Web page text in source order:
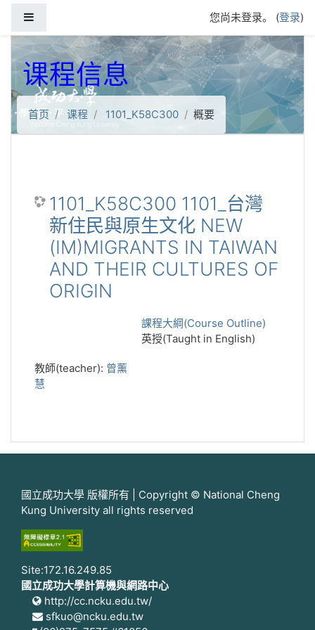
您尚未登录。 (登录)
课程信息
首页 课程 1101_K58C300 概要
1101_K58C300 1101_台灣
新住民與原生文化 NEW
(IM)MIGRANTS IN TAIWAN
AND THEIR CULTURES OF
ORIGIN
課程大綱(Course Outline)
英授(Taught in English)
教師(teacher): 曾薰
慧
國立成功大學 版權所有 | Copyright © National Cheng
Kung University all rights reserved
Site:172.16.249.85
國立成功大學計算機與網路中心
http://cc.ncku.edu.tw/
sfkuo@ncku.edu.tw